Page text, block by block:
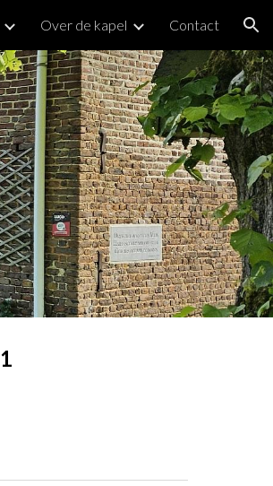
Over de kapel Contact
1